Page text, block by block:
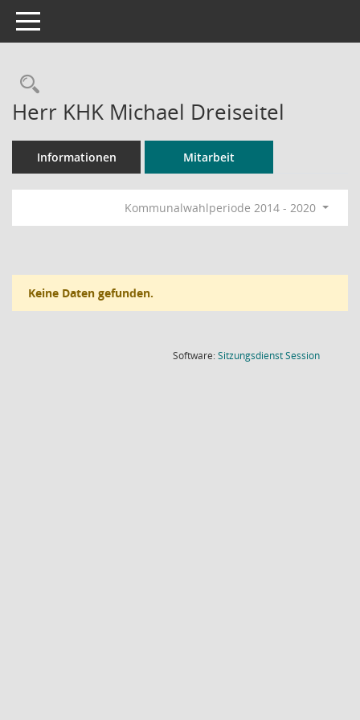
Toggle navigation
Rechercheauswahl
Herr KHK Michael Dreiseitel
Informationen Mitarbeit
Kommunalwahlperiode 2014 - 2020
Keine Daten gefunden.
Software:SitzungsdienstSession(Wird in